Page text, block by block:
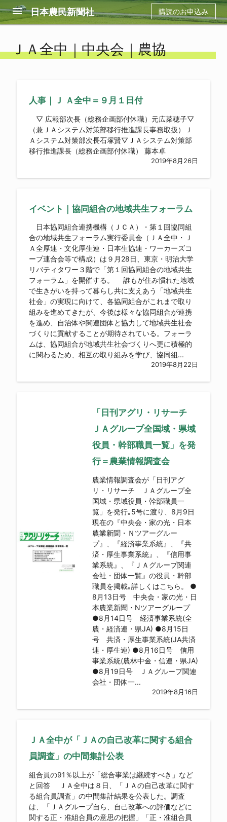
menu 日本農民新聞社 購読のお申込み
ＪＡ全中｜中央会｜農協
人事｜Ｊ Ａ全中＝９月１日付
▽ 広報部次長（総務企画部付休職）元広菜穂子▽
（兼ＪＡシステム対策部移行推進課長事務取扱）Ｊ
Ａシステム対策部次長石塚賢▽ＪＡシステム対策部
移行推進課長（総務企画部付休職） 藤本卓
2019年8月26日
イベント｜協同組合の地域共生フォーラム
日本協同組合連携機構（ＪＣＡ）・第１回協同組
合の地域共生フォーラム実行委員会（ＪＡ全中・Ｊ
Ａ全厚連・文化厚生連・日本生協連・ワーカーズコ
ープ連合会等で構成）は９月28日、東京・明治大学
リバティタワー３階で「第１回協同組合の地域共生
フォーラム」を開催する。 誰もが住み慣れた地域
で生きがいを持って暮らし共に支えあう「地域共生
社会」の実現に向けて、各協同組合がこれまで取り
組みを進めてきたが、今後は様々な協同組合が連携
を進め、自治体や関連団体と協力して地域共生社会
づくりに貢献することが期待されている。フォーラ
ムは、協同組合が地域共生社会づくりへ更に積極的
に関わるため、相互の取り組みを学び、協同組...
2019年8月22日
「日刊アグリ・リサーチ
ＪＡグループ全国域・県域
役員・幹部職員一覧」を発
行＝農業情報調査会
農業情報調査会が「日刊アグ
リ・リサーチ ＪＡグループ全
国域・県域役員・幹部職員一
覧」を発行｡5号に渡り、8月9日
現在の『中央会・家の光・日本
農業新聞・Ｎツアーグルー
プ』、『経済事業系統』、『共
済・厚生事業系統』、『信用事
業系統』、『ＪＡグループ関連
会社・団体一覧』の役員・幹部
職員を掲載｡詳しくはこちら。 ●
8月13日号 中央会・家の光・日
本農業新聞・Nツアーグループ
●8月14日号 経済事業系統(全
農・経済連・県JA) ●8月15日
号 共済・厚生事業系統(JA共済
連・厚生連) ●8月16日号 信用
事業系統(農林中金・信連・県JA)
●8月19日号 ＪＡグループ関連
会社・団体一...
2019年8月16日
ＪＡ全中が「ＪＡの自己改革に関する組合
員調査」の中間集計公表
組合員の91％以上が「総合事業は継続すべき」など
と回答 ＪＡ全中は８日、「ＪＡの自己改革に関す
る組合員調査」の中間集計結果を公表した。調査
は、「ＪＡグループ自ら、自己改革への評価などに
関する正・准組合員の意思の把握」「正・准組合員